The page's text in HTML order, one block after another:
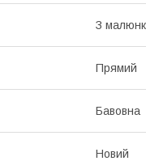
З
Прямий
Бавовна
Новий